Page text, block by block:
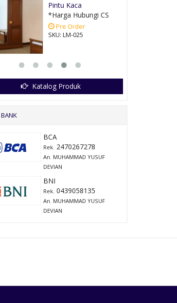
Pintu Kaca
*Harga Hubungi CS
Pre Order
SKU: LM-025
Katalog Produk
BCA
Rek. 2470267278
An. MUHAMMAD YUSUF
DEVIAN
BNI
Rek. 0439058135
An. MUHAMMAD YUSUF
DEVIAN